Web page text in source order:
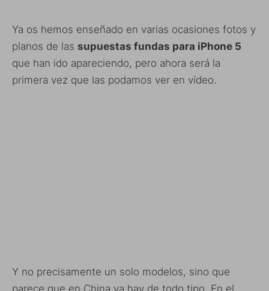
Ya os hemos enseñado en varias ocasiones fotos y
planos de las supuestas fundas para iPhone 5
que han ido apareciendo, pero ahora será la
primera vez que las podamos ver en vídeo.
Y no precisamente un solo modelos, sino que
parece que en China ya hay de todo tipo. En el